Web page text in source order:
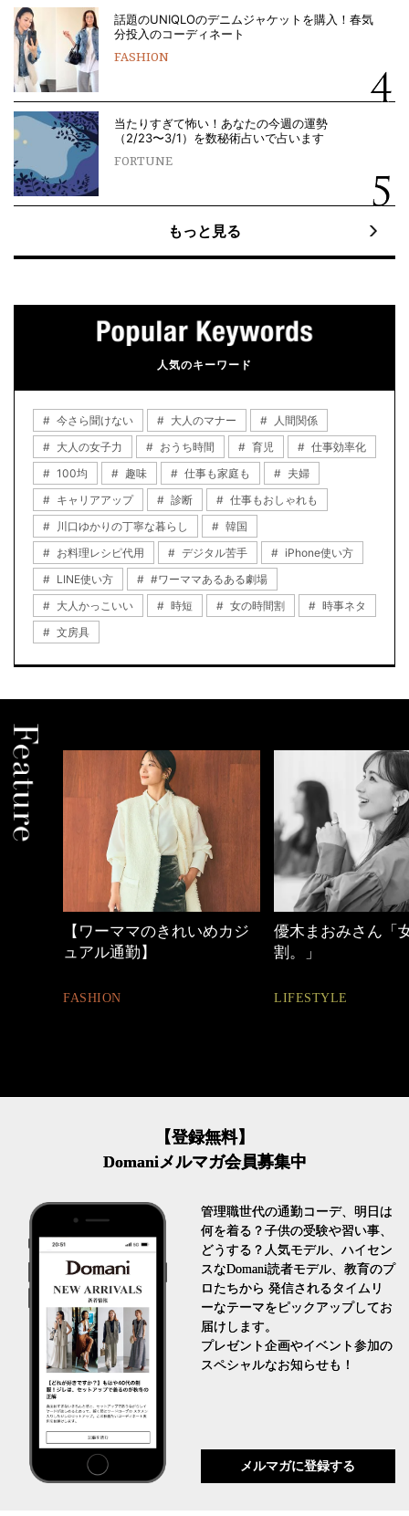
話題のUNIQLOのデニムジャケットを購入！春気
分投入のコーディネート
FASHION
当たりすぎて怖い！あなたの今週の運勢
（2/23〜3/1）を数秘術占いで占います
FORTUNE
もっと見る
人気のキーワード
今さら聞けない 大人のマナー
人間関係
大人の女子力
おうち時間 育児
仕事効率化
100均
趣味 仕事も家庭も
夫婦
キャリアアップ
診断
仕事もおしゃれも
川口ゆかりの丁寧な暮らし
韓国
お料理レシピ代用
デジタル苦手
iPhone使い方
LINE使い方
#ワーママあるある劇場
大人かっこいい
時短 女の時間割
時事ネタ
文房具
【ワーママのきれいめカジ
ュアル通勤】
FASHION
優木まおみさん「女の
割。」
LIFESTYLE
【登録無料】
Domaniメルマガ会員募集中
管理職世代の通勤コーデ、明日は
何を着る？子供の受験や習い事、
どうする？人気モデル、ハイセン
スなDomani読者モデル、教育のプ
ロたちから 発信されるタイムリ
ーなテーマをピックアップしてお
届けします。
プレゼント企画やイベント参加の
スペシャルなお知らせも！
メルマガに登録する